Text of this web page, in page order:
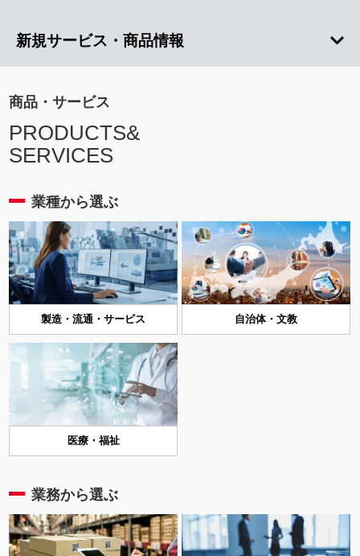
新規サービス・商品情報
商品・サービス
PRODUCTS&
SERVICES
業種から選ぶ
製造・流通・サービス 自治体・文教
医療・福祉
業務から選ぶ